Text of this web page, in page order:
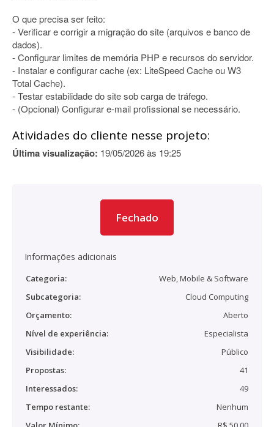
O que precisa ser feito:
- Verificar e corrigir a migração do site (arquivos e banco de
dados).
- Configurar limites de memória PHP e recursos do servidor.
- Instalar e configurar cache (ex: LiteSpeed Cache ou W3
Total Cache).
- Testar estabilidade do site sob carga de tráfego.
- (Opcional) Configurar e-mail profissional se necessário.
Atividades do cliente nesse projeto:
Última visualização: 19/05/2026 às 19:25
Fechado
Informações adicionais
Categoria:
Web, Mobile & Software
Subcategoria:
Cloud Computing
Orçamento:
Aberto
Nível de experiência:
Especialista
Visibilidade:
Público
Propostas:
41
Interessados:
49
Tempo restante:
Nenhum